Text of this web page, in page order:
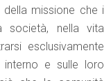
della missione che i
società, nella vita
esclusivamente
e sulle loro